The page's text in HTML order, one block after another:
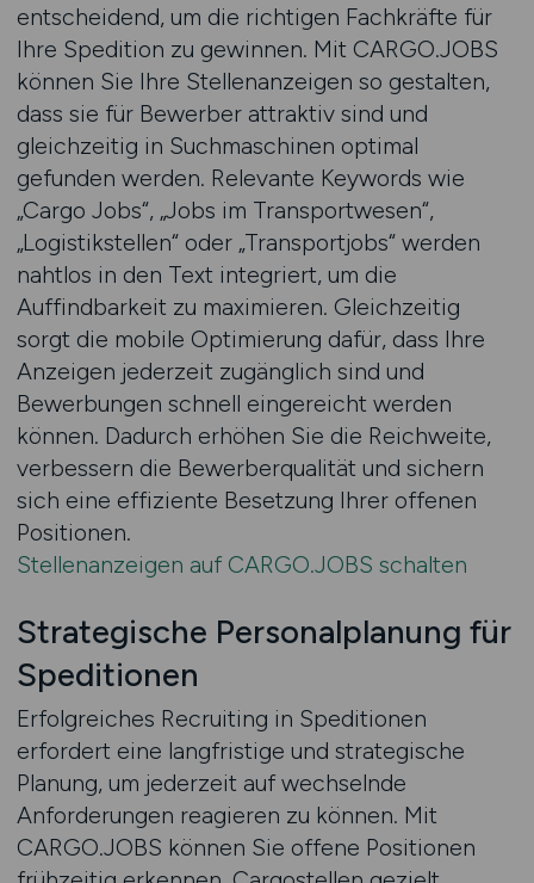
entscheidend, um die richtigen Fachkräfte für
Ihre Spedition zu gewinnen. Mit CARGO.JOBS
können Sie Ihre Stellenanzeigen so gestalten,
dass sie für Bewerber attraktiv sind und
gleichzeitig in Suchmaschinen optimal
gefunden werden. Relevante Keywords wie
„Cargo Jobs“, „Jobs im Transportwesen“,
„Logistikstellen“ oder „Transportjobs“ werden
nahtlos in den Text integriert, um die
Auffindbarkeit zu maximieren. Gleichzeitig
sorgt die mobile Optimierung dafür, dass Ihre
Anzeigen jederzeit zugänglich sind und
Bewerbungen schnell eingereicht werden
können. Dadurch erhöhen Sie die Reichweite,
verbessern die Bewerberqualität und sichern
sich eine effiziente Besetzung Ihrer offenen
Positionen.
Stellenanzeigen auf CARGO.JOBS schalten
Strategische Personalplanung für
Speditionen
Erfolgreiches Recruiting in Speditionen
erfordert eine langfristige und strategische
Planung, um jederzeit auf wechselnde
Anforderungen reagieren zu können. Mit
CARGO.JOBS können Sie offene Positionen